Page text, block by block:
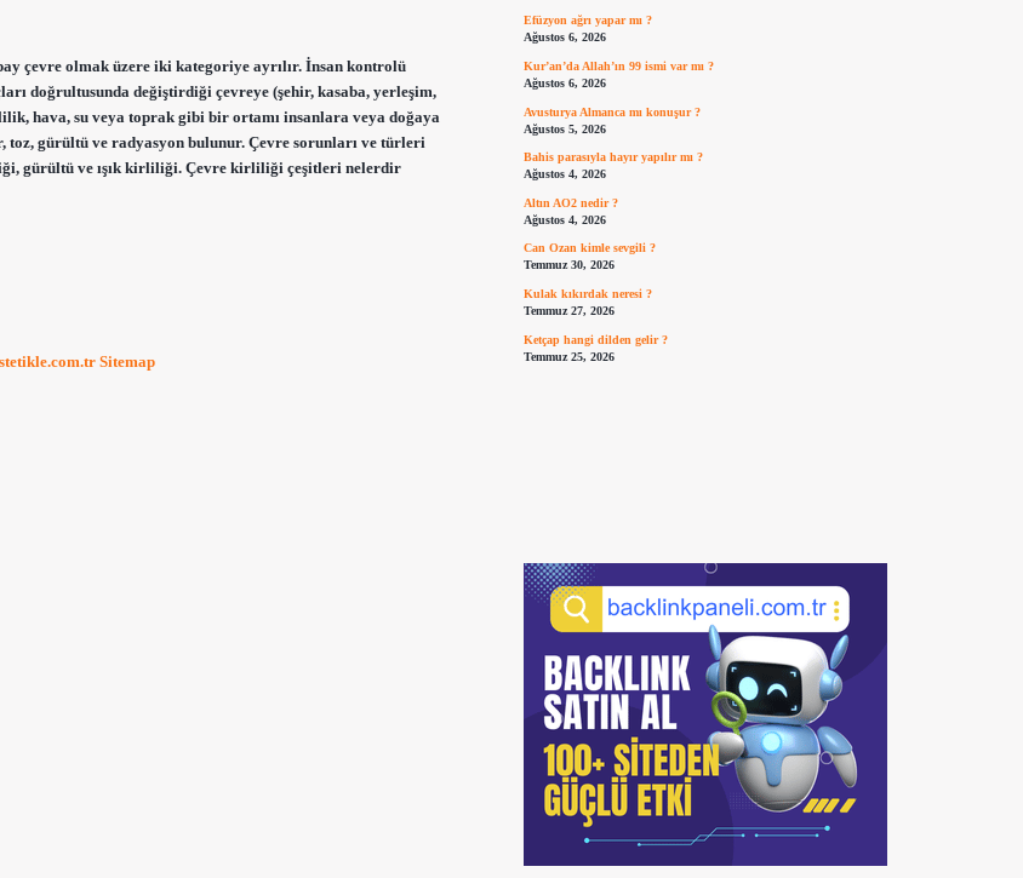
çevre olmak üzere iki kategoriye ayrılır. İnsan kontrolü
doğrultusunda değiştirdiği çevreye (şehir, kasaba, yerleşim,
hava, su veya toprak gibi bir ortamı insanlara veya doğaya
gürültü ve radyasyon bulunur. Çevre sorunları ve türleri
gürültü ve ışık kirliliği. Çevre kirliliği çeşitleri nelerdir
Sitemap
Efüzyon ağrı yapar mı ?
Ağustos 6, 2026
Kur’an’da Allah’ın 99 ismi var mı ?
Ağustos 6, 2026
Avusturya Almanca mı konuşur ?
Ağustos 5, 2026
Bahis parasıyla hayır yapılır mı ?
Ağustos 4, 2026
Altın AO2 nedir ?
Ağustos 4, 2026
Can Ozan kimle sevgili ?
Temmuz 30, 2026
Kulak kıkırdak neresi ?
Temmuz 27, 2026
Ketçap hangi dilden gelir ?
Temmuz 25, 2026